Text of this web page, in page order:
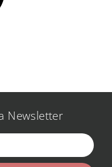
Newsletter